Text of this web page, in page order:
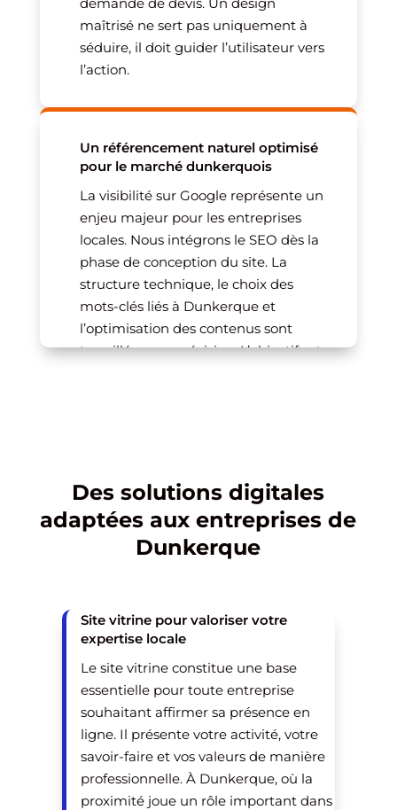
maîtrisé ne sert pas uniquement à
séduire, il doit guider l’utilisateur vers
l’action.
Un référencement naturel optimisé
pour le marché dunkerquois
La visibilité sur Google représente un
enjeu majeur pour les entreprises
locales. Nous intégrons le SEO dès la
phase de conception du site. La
structure technique, le choix des
mots-clés liés à Dunkerque et
l’optimisation des contenus sont
travaillés avec précision. L’objectif est
et favorise une croissance progressive
mais solide.
Des solutions digitales
adaptées aux entreprises de
Dunkerque
Site vitrine pour valoriser votre
expertise locale
Le site vitrine constitue une base
essentielle pour toute entreprise
souhaitant affirmer sa présence en
ligne. Il présente votre activité, votre
savoir-faire et vos valeurs de manière
professionnelle. À Dunkerque, où la
proximité joue un rôle important dans